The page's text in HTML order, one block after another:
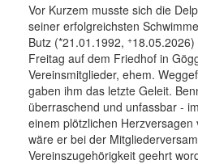
Vor Kurzem musste sich die
seiner erfolgreichsten
Butz (*21.01.1992, +
Freitag auf dem Friedhof in
Vereinsmitglieder, ehem.
gaben ihm das letzte Geleit.
überraschend und unfassbar -
einem plötzlichen
wäre er bei der
Vereinszugehörigkeit geehrt